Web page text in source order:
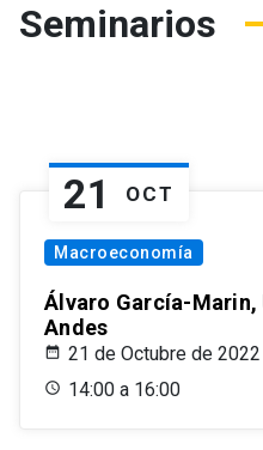
Seminarios
21 OCT
Macroeconomía
Álvaro García-
Andes
21 de Octubre de 2022
14:00 a 16:00